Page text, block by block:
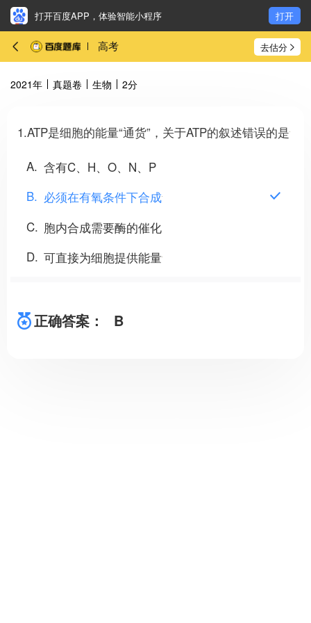
打开百度APP，体验智能小程序 打开
高考 去估分
2021年 真题卷 生物 2分
1.ATP是细胞的能量“通货”，关于ATP的叙述错误的是
A 含有C、H、O、N、P
B 必须在有氧条件下合成
C 胞内合成需要酶的催化
D 可直接为细胞提供能量
正确答案： B